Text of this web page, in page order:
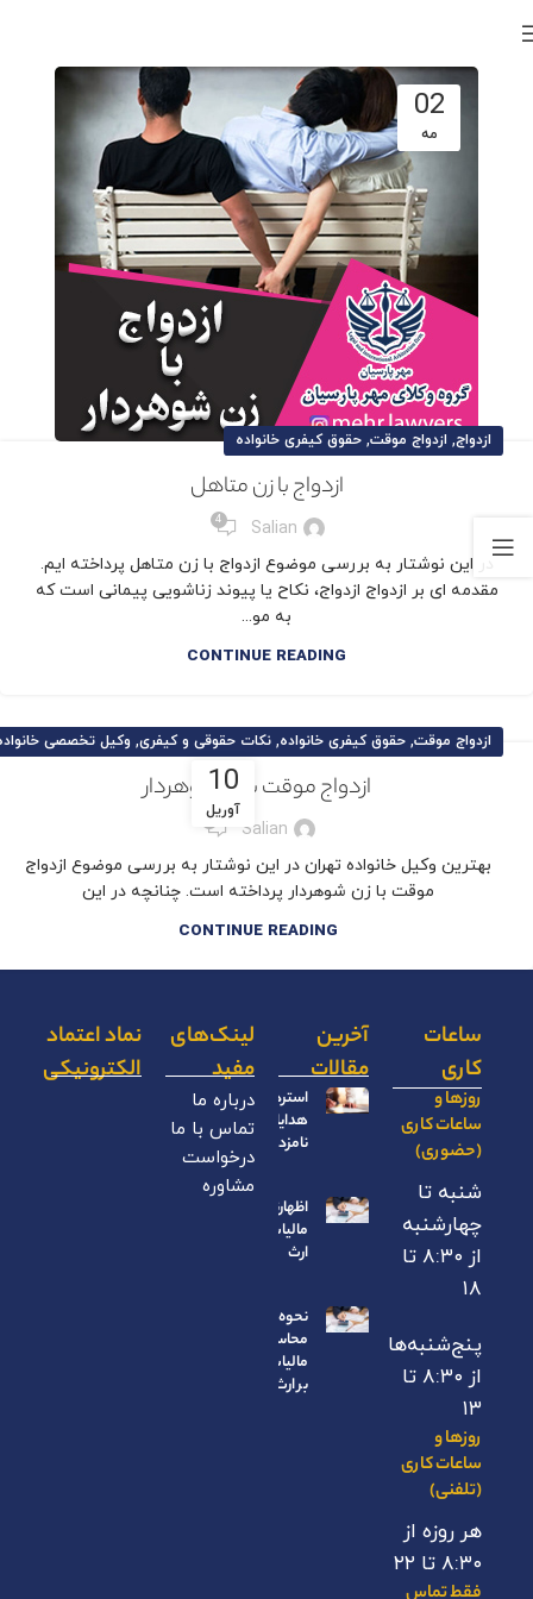
02
مه
ازدواج, ازدواج موقت, حقوق کیفری خانواده
ازدواج با زن متاهل
Salian
4
در این نوشتار به بررسی موضوع ازدواج با زن متاهل پرداخته ایم.
مقدمه‌ ای بر ازدواج ازدواج، نکاح یا پیوند زناشویی پیمانی است که
به ‌مو...
CONTINUE READING
10
آوریل
ازدواج موقت, حقوق کیفری خانواده, نکات حقوقی و کیفری, وکیل تخصصی
ازدواج موقت با زن شوهردار
Salian
1
بهترین وکیل خانواده تهران در این نوشتار به بررسی موضوع ازدواج
موقت با زن شوهردار پرداخته است. چنانچه در این
CONTINUE READING
ساعات
کاری
روزها و
ساعات کاری
(حضوری)
شنبه تا
چهارشنبه
از ۸:۳۰ تا
۱۸
پنج‌شنبه‌ها
از ۸:۳۰ تا
۱۳
روزها و
ساعات کاری
(تلفنی)
هر روزه از
۸:۳۰ تا ۲۲
آخرین
مقالات
استرداد
هدایای
نامزدی
اظهارنامه
مالیات بر
ارث
نحوه
محاسبه
مالیات
بر ارث
لینک‌های
مفید
درباره ما
تماس با ما
درخواست
مشاوره
نماد اعتماد
الکترونیکی